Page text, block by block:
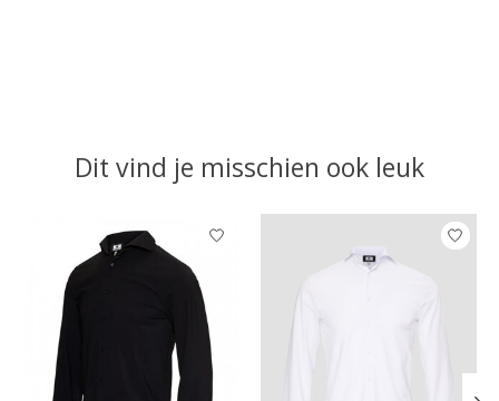
Dit vind je misschien ook leuk
Items van productcarrousel